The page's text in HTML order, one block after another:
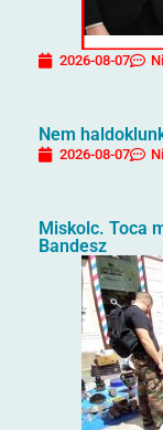
2026-08-07
Nem
2026-08-07
Miskolc. Toca
Bandesz